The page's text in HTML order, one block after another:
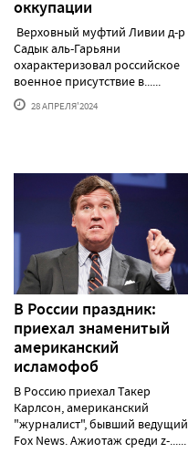
оккупации
Верховный муфтий Ливии д-р
Садык аль-Гарьяни
охарактеризовал российское
военное присутствие в......
28 АПРЕЛЯ'2024
В России праздник:
приехал знаменитый
американский
исламофоб
В Россию приехал Такер
Карлсон, американский
"журналист", бывший ведущий
Fox News. Ажиотаж среди z-......